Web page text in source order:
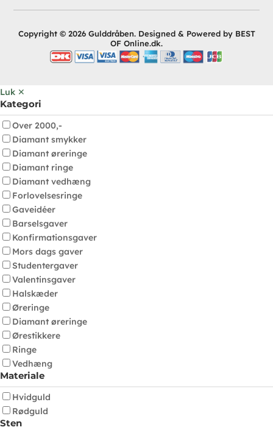
Copyright © 2026 Gulddråben. Designed & Powered by BEST
OF Online.dk.
Luk ✕
Kategori
Over 2000,-
Diamant smykker
Diamant øreringe
Diamant ringe
Diamant vedhæng
Forlovelsesringe
Gaveidéer
Barselsgaver
Konfirmationsgaver
Mors dags gaver
Studentergaver
Valentinsgaver
Halskæder
Øreringe
Diamant øreringe
Ørestikkere
Ringe
Vedhæng
Materiale
Hvidguld
Rødguld
Sten